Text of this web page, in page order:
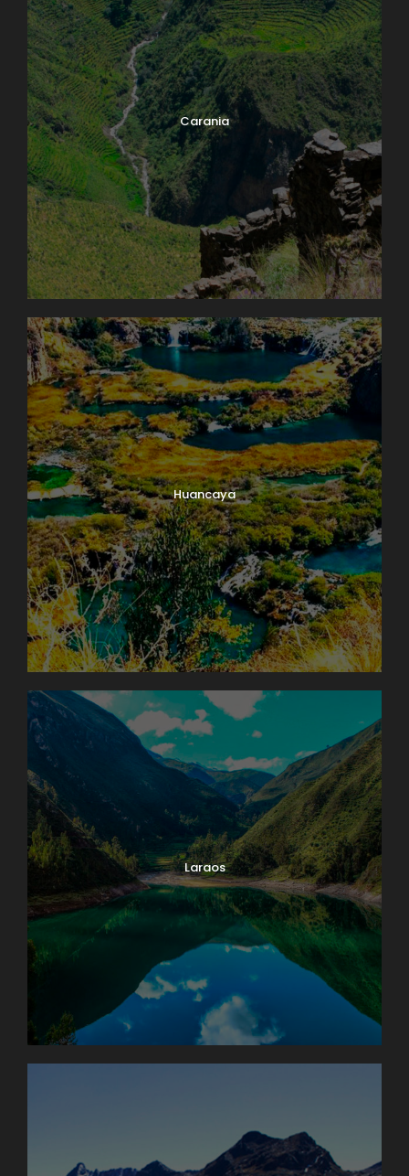
Carania
Huancaya
Laraos